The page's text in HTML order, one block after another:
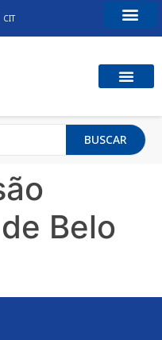
CIT
BUSCAR
Belo